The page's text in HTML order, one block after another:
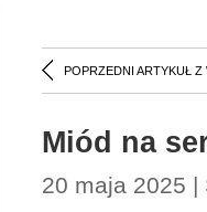
POPRZEDNI ARTYKUŁ Z
Miód na
20 maja 2025